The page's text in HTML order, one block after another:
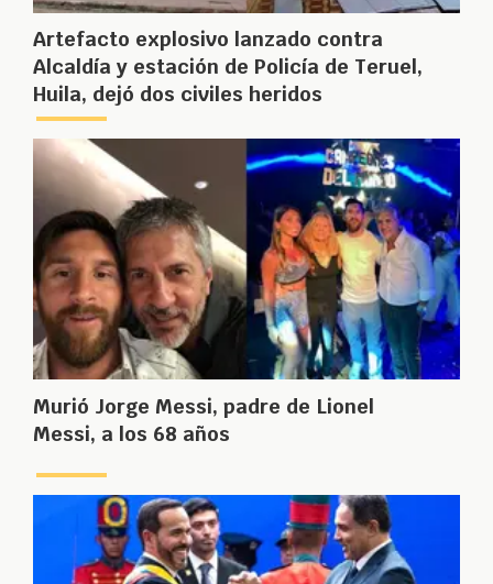
Artefacto explosivo lanzado contra
Alcaldía y estación de Policía de Teruel,
Huila, dejó dos civiles heridos
Murió Jorge Messi, padre de Lionel
Messi, a los 68 años